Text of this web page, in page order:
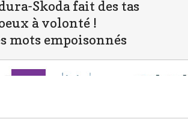
Skoda fait des tas
à volonté !
mots empoisonnés